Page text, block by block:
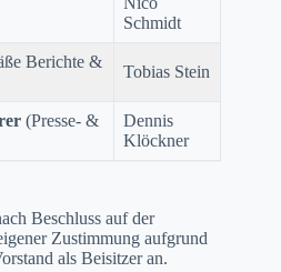
Schmidt
Berichte &
Tobias Stein
(Presse- &
Dennis
Klöckner
Beschluss auf der
Zustimmung aufgrund
als Beisitzer an.